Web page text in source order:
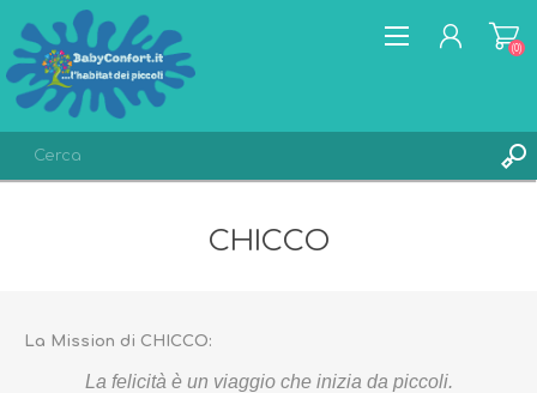
(0)
CHICCO
La Mission di CHICCO:
La felicità è un viaggio che inizia da piccoli.